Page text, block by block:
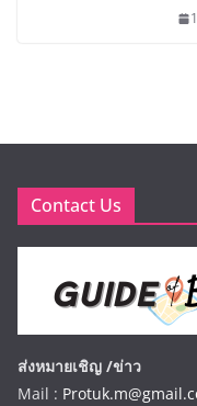
Contact Us
ส่งหมายเชิญ /ข่าว
Mail :